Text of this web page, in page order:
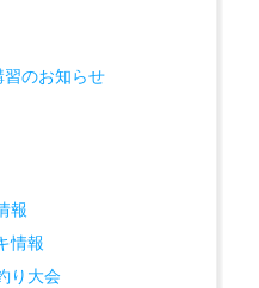
のお知らせ
報
情報
り大会